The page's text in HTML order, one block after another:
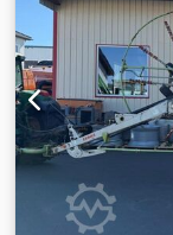
DIGIDRIVE,
oceliOtáčky
15x6.00-6Vnější
zvedajíTříbodový
pro sledování
hydraulický
kW / 30
54595 Prüm